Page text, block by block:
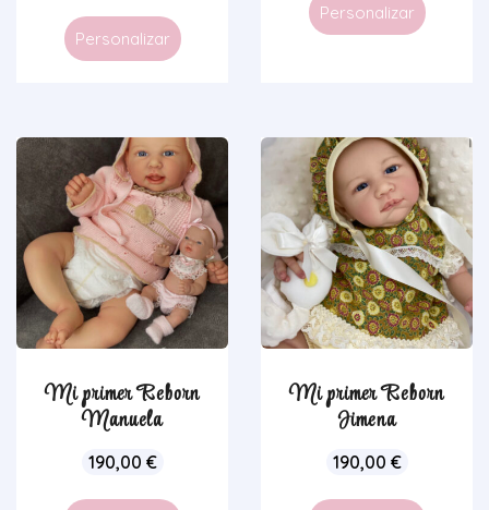
Personalizar
Personalizar
Mi primer Reborn
Manuela
190,00 €
Mi primer Reborn
Jimena
190,00 €